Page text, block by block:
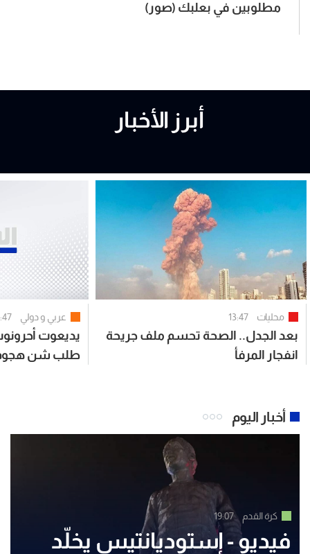
مطلوبين في بعلبك (صور)
أبرز الأخبار
محليات 13:47
بعد الجدل.. الصحة تحسم ملف جريحة
انفجار المرفأ
عربي و دولي
يديعوت
طلب شن هجوم
أخبار اليوم
كرة القدم 19:07
فيديو - إستوديانتيس يخلّد